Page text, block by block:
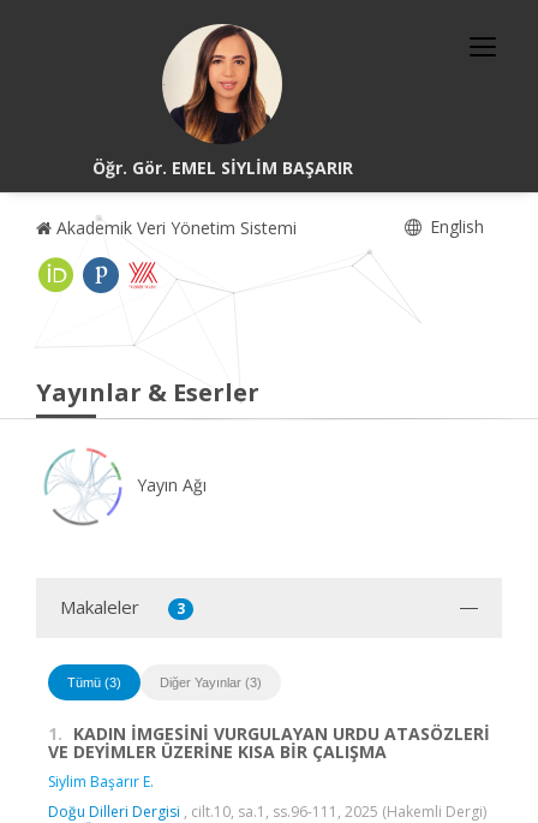
Öğr. Gör. EMEL SİYLİM BAŞARIR
Akademik Veri Yönetim Sistemi English
Yayınlar & Eserler
Yayın Ağı
Makaleler 3
Tümü (3) Diğer Yayınlar (3)
1. KADIN İMGESİNİ VURGULAYAN URDU ATASÖZLERİ
VE DEYİMLER ÜZERİNE KISA BİR ÇALIŞMA
Siylim Başarır E.
Doğu Dilleri Dergisi , cilt.10, sa.1, ss.96-111, 2025 (Hakemli Dergi)